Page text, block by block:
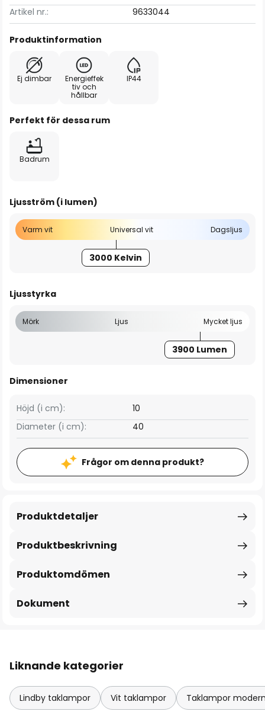
Artikel nr.:
9633044
Produktinformation
Ej dimbar
Energieffek
tiv och
hållbar
IP44
Perfekt för dessa rum
Badrum
Ljusström (i lumen)
Varm vit Universal vit Dagsljus
3000 Kelvin
Ljusstyrka
Mörk Ljus Mycket ljus
3900 Lumen
Dimensioner
Höjd (i cm):
10
Diameter (i cm):
40
Frågor om denna produkt?
Produktbeskrivning
Produktdetaljer
Produktomdömen
Dokument
Liknande kategorier
Lindby taklampor Vit taklampor Taklampor